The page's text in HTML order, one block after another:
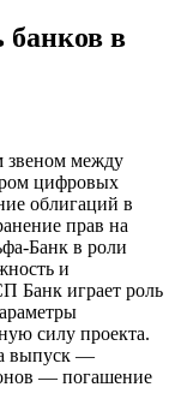
в
звеном между
цифровых
облигаций в
прав на
Банк в роли
и
Банк играет роль
силу проекта.
выпуск —
— погашение